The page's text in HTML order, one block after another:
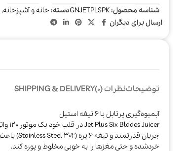
شناسه محصول:GNJETPLSPKدسته:خانه و آشپزخانه,
ارسال برای دیگران
توضیحاتنظرات (0) SHIPPING & DELIVERY
آبمیوه‌گیری پرتابل با ۶ تیغه استیل
خردشده و حتی مغزها را به خوبی مخلوط و پوره کند.​